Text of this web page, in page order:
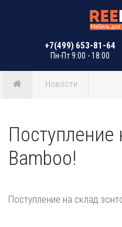
+7(499) 653-81-64
Пн-Пт 9:00 - 18:00
Новости
Поступление
Bamboo!
Поступление на склад